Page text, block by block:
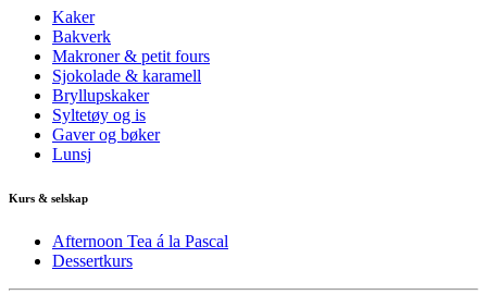
Kaker
Bakverk
Makroner & petit fours
Sjokolade & karamell
Bryllupskaker
Syltetøy og is
Gaver og bøker
Lunsj
Kurs & selskap
Afternoon Tea á la Pascal
Dessertkurs